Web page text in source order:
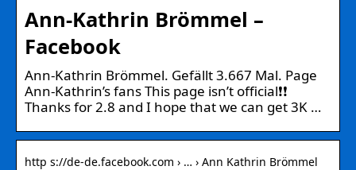
Ann-Kathrin Brömmel –
Facebook
Ann-Kathrin Brömmel. Gefällt 3.667 Mal. Page
Ann-Kathrin’s fans This page isn’t official❗️❗️
Thanks for 2.8 and I hope that we can get 3K …
http s://de-de.facebook.com › … › Ann Kathrin Brömmel